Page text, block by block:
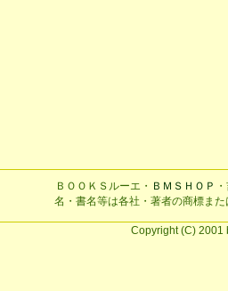
ＢＯＯＫＳルーエ・ ＢＭＳＨＯＰ
名・書名等は各社・著者の商標ま
Copyright (C) 2001